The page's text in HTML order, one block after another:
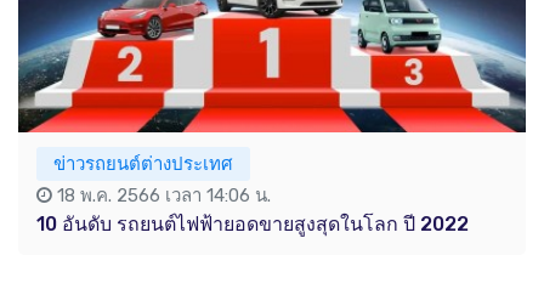
ข่าวรถยนต์ต่างประเทศ
18 พ.ค. 2566 เวลา 14:06 น.
10 อันดับ รถยนต์ไฟฟ้ายอดขายสูงสุดในโลก ปี 2022